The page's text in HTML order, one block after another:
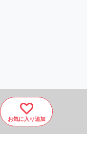
お気に入り追加